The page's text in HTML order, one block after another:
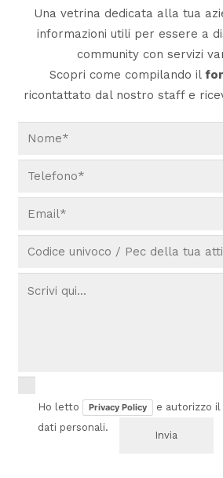
Una vetrina dedicata alla tua
informazioni utili per essere a
community con servizi
Scopri come compilando il
ricontattato dal nostro staff e
Ho letto Privacy Policy
e autorizzo
dati personali.